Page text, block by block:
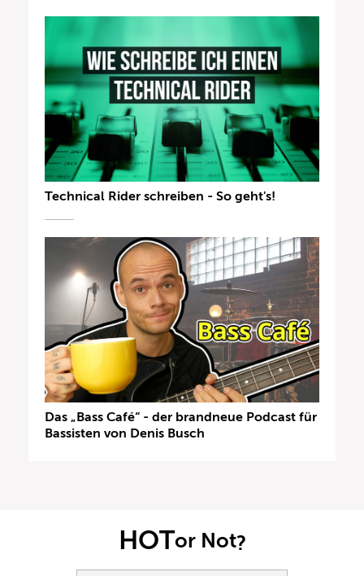
Technical Rider schreiben - So geht's!
Das „Bass Café“ - der brandneue Podcast für
Bassisten von Denis Busch
HOTor Not?